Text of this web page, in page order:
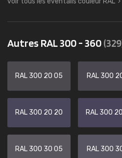
Autres RAL 300 - 360
RAL 300 20 05 RAL 300
RAL 300 20 20 RAL 300
RAL 300 30 05 RAL 300